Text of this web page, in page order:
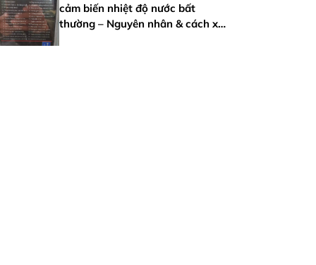
cảm biến nhiệt độ nước bất
thường – Nguyên nhân & cách xử